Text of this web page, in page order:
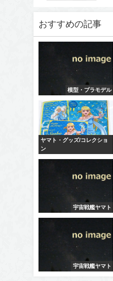
おすすめの記事
模型・プラモデル
ヤマト・グッズ/コレクショ
ン
宇宙戦艦ヤマト
宇宙戦艦ヤマト